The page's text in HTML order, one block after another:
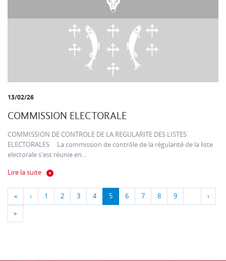
13/02/26
COMMISSION ELECTORALE
COMMISSION DE CONTROLE DE LA REGULARITE DES LISTES
ELECTORALES La commission de contrôle de la régularité de la liste
electorale s'est réunie en...
Lire la suite
« ‹ 1 2 3 4 5 6 7 8 9 … ›
»